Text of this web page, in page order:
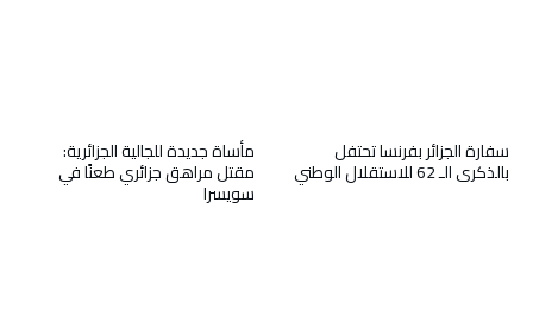
مأساة جديدة للجالية الجزائرية:
مقتل مراهق جزائري طعنًا في
سويسرا
سفارة الجزائر بفرنسا تحتفل
بالذكرى الـ 62 للاستقلال الوطني